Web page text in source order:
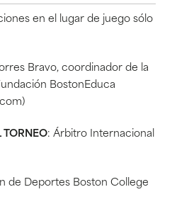
en el lugar de juego sólo
Bravo, coordinador de la
BostonEduca
TORNEO: Árbitro Internacional
de Deportes Boston College